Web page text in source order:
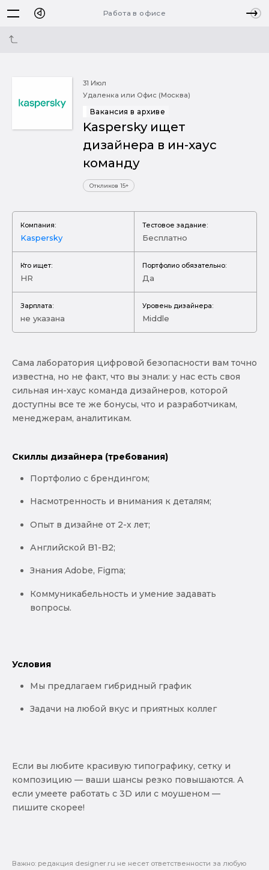
Работа в офисе
31 Июл
Удаленка или Офис (Москва)
Вакансия в архиве
Kaspersky ищет
дизайнера в ин-хаус
команду
Откликов 15+
Компания:
Kaspersky
Тестовое задание:
Бесплатно
Кто ищет:
HR
Портфолио обязательно:
Да
Зарплата:
не указана
Уровень дизайнера:
Middle
Сама лаборатория цифровой безопасности вам точно
известна, но не факт, что вы знали: у нас есть своя
сильная ин-хаус команда дизайнеров, которой
доступны все те же бонусы, что и разработчикам,
менеджерам, аналитикам.
Скиллы дизайнера (требования)
Портфолио с брендингом;
Насмотренность и внимания к деталям;
Опыт в дизайне от 2-х лет;
Английской B1-B2;
Знания Adobe, Figma;
Коммуникабельность и умение задавать
вопросы.
Условия
Мы предлагаем гибридный график
Задачи на любой вкус и приятных коллег
Если вы любите красивую типографику, сетку и
композицию — ваши шансы резко повышаются. А
если умеете работать с 3D или с моушеном —
пишите скорее!
Важно: pедакция designer.ru не несет ответственности за любую